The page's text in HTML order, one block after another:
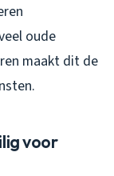
oude
maakt dit de
voor